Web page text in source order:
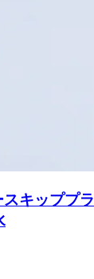
キッププラ